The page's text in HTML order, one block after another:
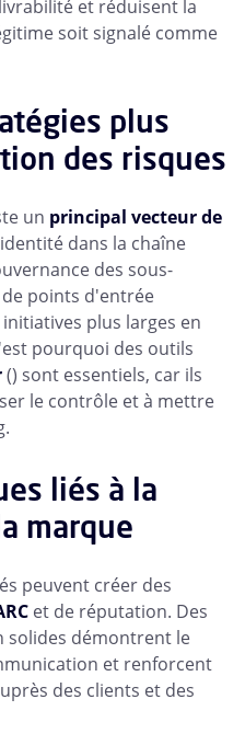
et réduisent la
soit signalé comme
plus
des risques
un principal vecteur de
dans la chaîne
des sous-
points d'entrée
plus larges en
pourquoi des outils
() sont essentiels, car ils
le contrôle et à mettre
liés à la
marque
peuvent créer des
et de réputation. Des
démontrent le
et renforcent
des clients et des